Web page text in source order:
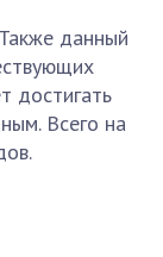
данный
достигать
Всего на